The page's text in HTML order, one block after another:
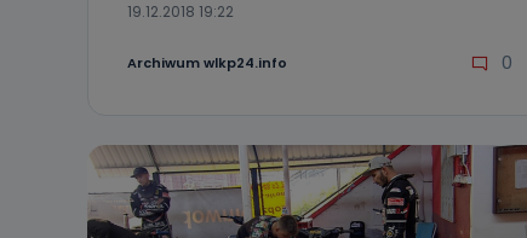
19.12.2018 19:22
Archiwum wlkp24.info 0